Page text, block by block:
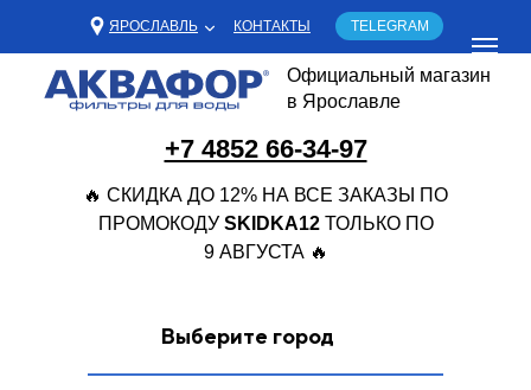
+7 4852 66-34-97
ЯРОСЛАВЛЬ
Официальный магазин
в Ярославле
🔥 СКИДКА ДО 12% НА ВСЕ ЗАКАЗЫ ПО
ПРОМОКОДУ SKIDKA12 ТОЛЬКО ПО
9 АВГУСТА 🔥
КОНТАКТЫ TELEGRAM
Выберите город